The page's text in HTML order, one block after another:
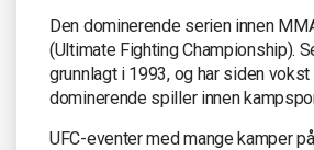
Den dominerende serien innen
(Ultimate Fighting Championship).
grunnlagt i 1993, og har siden
dominerende spiller innen
UFC-eventer med mange kamper